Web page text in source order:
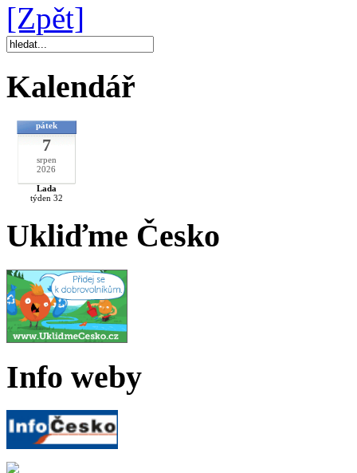
[Zpět]
Kalendář
pátek
7
srpen
2026
Lada
týden 32
Ukliďme Česko
Info weby